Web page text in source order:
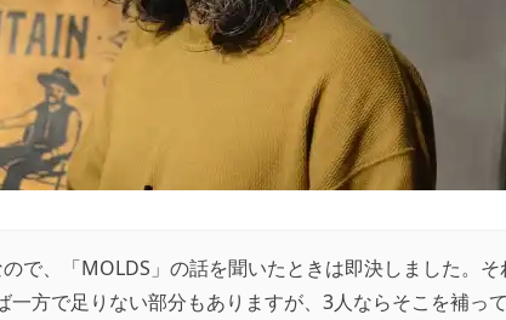
で、「MOLDS」の話を聞いたときは即決しました。そ
一方で足りない部分もありますが、3人ならそこを補っ